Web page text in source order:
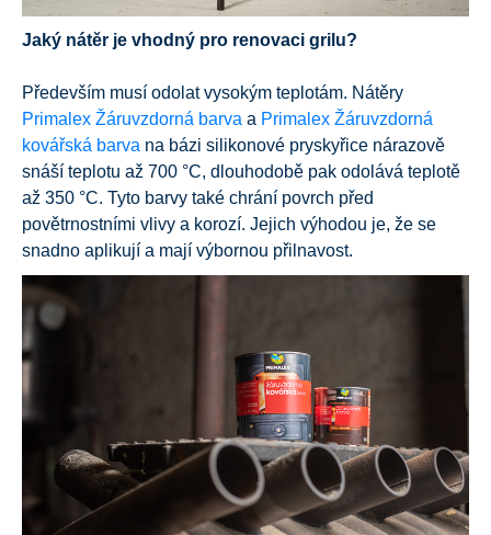
Jaký nátěr je vhodný pro renovaci grilu?
Především musí odolat vysokým teplotám. Nátěry
Primalex Žáruvzdorná barva a Primalex Žáruvzdorná
kovářská barva na bázi silikonové pryskyřice nárazově
snáší teplotu až 700 °C, dlouhodobě pak odolává teplotě
až 350 °C. Tyto barvy také chrání povrch před
povětrnostními vlivy a korozí. Jejich výhodou je, že se
snadno aplikují a mají výbornou přilnavost.